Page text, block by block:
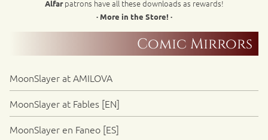
Alfarpatrons have all these downloads as rewards!
· More in the Store! ·
Comic Mirrors
MoonSlayer at AMILOVA
MoonSlayer at Fables [EN]
MoonSlayer en Faneo [ES]